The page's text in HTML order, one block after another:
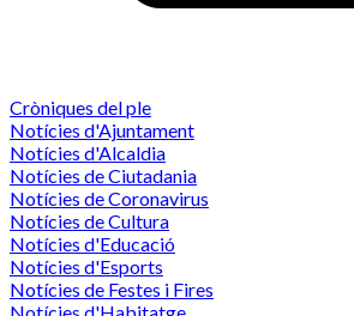
Cròniques del ple
Notícies d'Ajuntament
Notícies d'Alcaldia
Notícies de Ciutadania
Notícies de Coronavirus
Notícies de Cultura
Notícies d'Educació
Notícies d'Esports
Notícies de Festes i Fires